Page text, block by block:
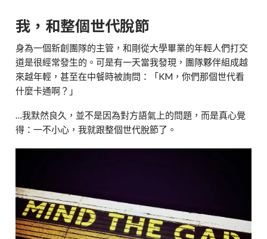
我，和整個世代脫節
身為一個新創團隊的主管，和剛從大學畢業的年輕人們打交
道是很經常發生的。可是有一天當我發現，團隊夥伴組成越
來越年輕，甚至在中餐時被詢問：「KM，你們那個世代看
什麼卡通啊？」
…我默然良久，並不是因為對方語氣上的問題，而是真心覺
得：一不小心，我就跟整個世代脫節了。